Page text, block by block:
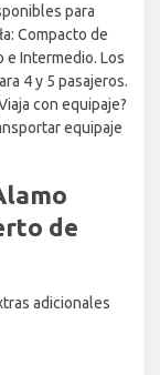
para
Compacto de
e Intermedio. Los
4 y 5 pasajeros.
con equipaje?
equipaje
de
adicionales